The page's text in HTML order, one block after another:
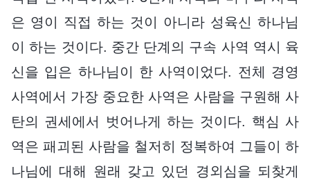
은 영이 직접 하는 것이 아니라 성육신 하나님
이 하는 것이다. 중간 단계의 구속 사역 역시 육
신을 입은 하나님이 한 사역이었다. 전체 경영
사역에서 가장 중요한 사역은 사람을 구원해 사
탄의 권세에서 벗어나게 하는 것이다. 핵심 사
역은 패괴된 사람을 철저히 정복하여 그들이 하
나님에 대해 원래 갖고 있던 경외심을 되찾게